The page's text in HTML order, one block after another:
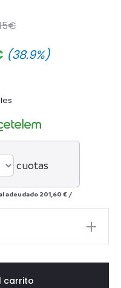
€
(38.9%)
cuotas
adeudado 201,60 € /
carrito